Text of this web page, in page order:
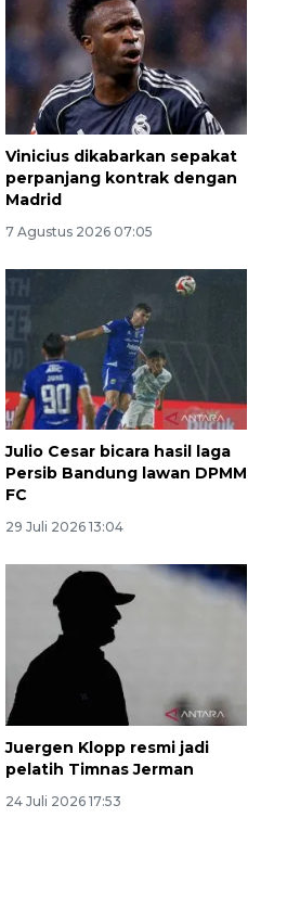
Vinicius dikabarkan sepakat
perpanjang kontrak dengan
Madrid
7 Agustus 2026 07:05
Julio Cesar bicara hasil laga
Persib Bandung lawan DPMM
FC
29 Juli 2026 13:04
Juergen Klopp resmi jadi
pelatih Timnas Jerman
24 Juli 2026 17:53
berbasis AI